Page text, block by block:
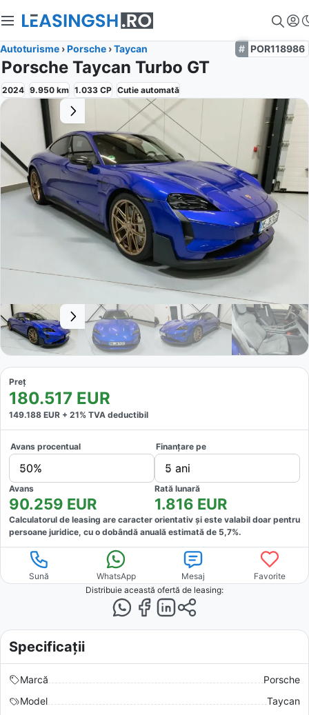
Autoturisme ›Porsche ›Taycan POR118986
Porsche Taycan Turbo GT
2024 9.950 km 1.033 CP Cutie automată
Preț
180.517 EUR
149.188 EUR + 21% TVA deductibil
Avans procentual
50%
Finanțare pe
5 ani
Avans
90.259 EUR
Rată lunară
1.816 EUR
Calculatorul de leasing are caracter orientativ și este valabil doar pentru
persoane juridice, cu o dobândă anuală estimată de 5,7%.
Sună WhatsApp Mesaj
Favorite
Distribuie această ofertă de leasing:
Specificații
Marcă
Porsche
Model
Taycan